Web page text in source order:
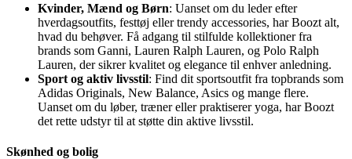
Kvinder, Mænd og Børn: Uanset om du leder efter
hverdagsoutfits, festtøj eller trendy accessories, har Boozt alt,
hvad du behøver. Få adgang til stilfulde kollektioner fra
brands som Ganni, Lauren Ralph Lauren, og Polo Ralph
Lauren, der sikrer kvalitet og elegance til enhver anledning.
Sport og aktiv livsstil: Find dit sportsoutfit fra topbrands som
Adidas Originals, New Balance, Asics og mange flere.
Uanset om du løber, træner eller praktiserer yoga, har Boozt
det rette udstyr til at støtte din aktive livsstil.
Skønhed og bolig